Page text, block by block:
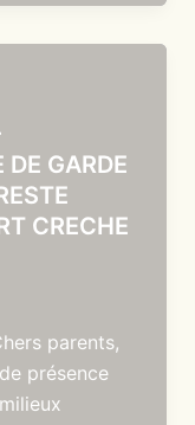
DE GARDE
CRECHE
parents,
présence